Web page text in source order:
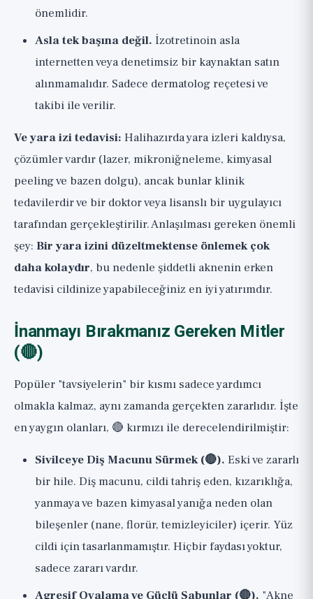
önemlidir.
Asla tek başına değil. İzotretinoin asla
internetten veya denetimsiz bir kaynaktan satın
alınmamalıdır. Sadece dermatolog reçetesi ve
takibi ile verilir.
Ve yara izi tedavisi: Halihazırda yara izleri kaldıysa,
çözümler vardır (lazer, mikroniğneleme, kimyasal
peeling ve bazen dolgu), ancak bunlar klinik
tedavilerdir ve bir doktor veya lisanslı bir uygulayıcı
tarafından gerçekleştirilir. Anlaşılması gereken önemli
şey: Bir yara izini düzeltmektense önlemek çok
daha kolaydır, bu nedenle şiddetli aknenin erken
tedavisi cildinize yapabileceğiniz en iyi yatırımdır.
İnanmayı Bırakmanız Gereken Mitler
(🔴)
Popüler "tavsiyelerin" bir kısmı sadece yardımcı
olmakla kalmaz, aynı zamanda gerçekten zararlıdır. İşte
en yaygın olanları, 🔴 kırmızı ile derecelendirilmiştir:
Sivilceye Diş Macunu Sürmek (🔴). Eski ve zararlı
bir hile. Diş macunu, cildi tahriş eden, kızarıklığa,
yanmaya ve bazen kimyasal yanığa neden olan
bileşenler (nane, florür, temizleyiciler) içerir. Yüz
cildi için tasarlanmamıştır. Hiçbir faydası yoktur,
sadece zararı vardır.
Agresif Ovalama ve Güçlü Sabunlar (🔴). "Akne